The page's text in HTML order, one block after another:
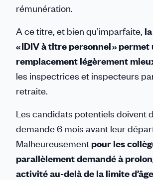
rémunération.
A ce titre, et bien qu’imparfaite,
« IDIV à titre personnel »
remplacement légèrement
les inspectrices et inspecteurs
retraite.
Les candidats potentiels doivent
demande 6 mois avant leur
Malheureusement pour les
parallèlement demandé à
activité au-delà de la limite